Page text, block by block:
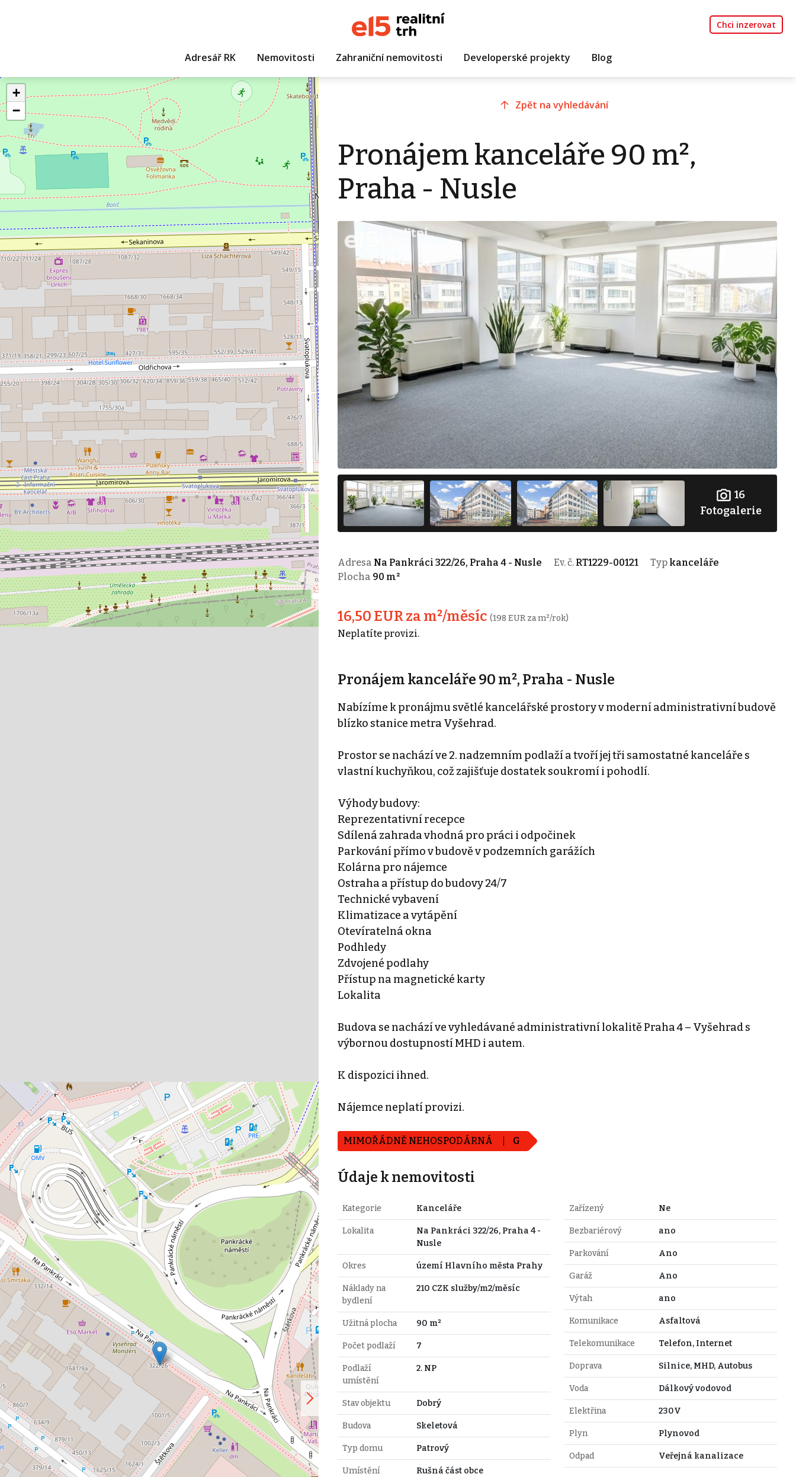
Chci inzerovat
Adresář RK Nemovitosti Zahraniční nemovitosti Developerské projekty Blog
+
−
Zpět na vyhledávání
Pronájem kanceláře 90 m²,
Praha - Nusle
16
Fotogalerie
Adresa Na Pankráci 322/26, Praha 4 - Nusle Ev. č. RT1229-00121 Typ kanceláře
Plocha 90 m²
16,50 EUR za m²/měsíc (198 EUR za m²/rok)
Neplatíte provizi.
Pronájem kanceláře 90 m², Praha - Nusle
Nabízíme k pronájmu světlé kancelářské prostory v moderní administrativní budově
blízko stanice metra Vyšehrad.
Prostor se nachází ve 2. nadzemním podlaží a tvoří jej tři samostatné kanceláře s
vlastní kuchyňkou, což zajišťuje dostatek soukromí i pohodlí.
Výhody budovy:
Reprezentativní recepce
Sdílená zahrada vhodná pro práci i odpočinek
Parkování přímo v budově v podzemních garážích
Kolárna pro nájemce
Ostraha a přístup do budovy 24/7
Technické vybavení
Klimatizace a vytápění
Otevíratelná okna
Podhledy
Zdvojené podlahy
Přístup na magnetické karty
Lokalita
Budova se nachází ve vyhledávané administrativní lokalitě Praha 4 – Vyšehrad s
výbornou dostupností MHD i autem.
K dispozici ihned.
Nájemce neplatí provizi.
MIMOŘÁDNĚ NEHOSPODÁRNÁ G
Údaje k nemovitosti
Kategorie Kanceláře
Lokalita
Na Pankráci 322/26, Praha 4 -
Nusle
Okres území Hlavního města Prahy
Náklady na
bydlení
210 CZK služby/m2/měsíc
Užitná plocha 90 m²
Počet podlaží 7
Podlaží
umístění
2. NP
Stav objektu Dobrý
Budova Skeletová
Typ domu Patrový
Umístění
Rušná část obce
Zařízený Ne
Bezbariérový ano
Parkování Ano
Garáž Ano
Výtah ano
Komunikace Asfaltová
Telekomunikace Telefon, Internet
Doprava Silnice, MHD, Autobus
Voda Dálkový vodovod
Elektřina 230V
Plyn Plynovod
Odpad Veřejná kanalizace